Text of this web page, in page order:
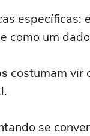
específicas:
como um
costumam vir
se